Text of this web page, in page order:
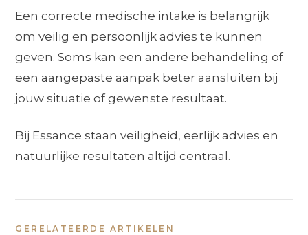
Een correcte medische intake is belangrijk
om veilig en persoonlijk advies te kunnen
geven. Soms kan een andere behandeling of
een aangepaste aanpak beter aansluiten bij
jouw situatie of gewenste resultaat.
Bij Essance staan veiligheid, eerlijk advies en
natuurlijke resultaten altijd centraal.
GERELATEERDE ARTIKELEN